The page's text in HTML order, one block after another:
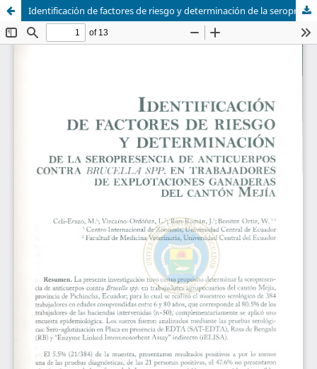
Identificación de factores de riesgo y determinación de la seropresencia de anticuerpos contra brucella spp. en trabajadores de explotaciones ganaderas del Cantón Mejía